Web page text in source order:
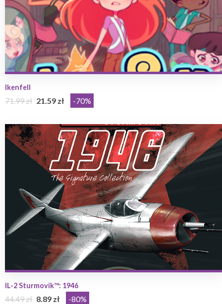
Ikenfell
71.99 zł 21.59 zł -70%
IL-2 Sturmovik™: 1946
44.49 zł 8.89 zł -80%